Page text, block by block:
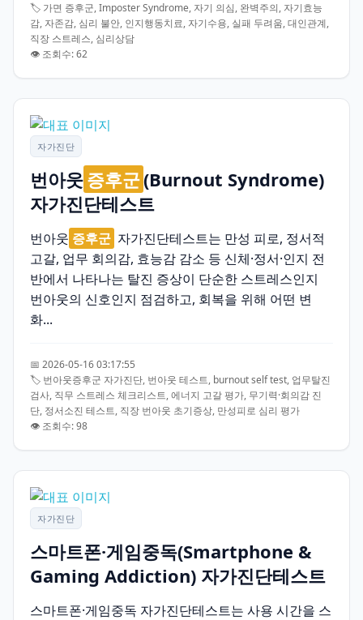
🏷️ 가면 증후군, Imposter Syndrome, 자기 의심, 완벽주의, 자기효능
감, 자존감, 심리 불안, 인지행동치료, 자기수용, 실패 두려움, 대인관계,
직장 스트레스, 심리상담
👁️ 조회수: 62
자가진단
번아웃증후군(Burnout Syndrome)
자가진단테스트
번아웃 증후군 자가진단테스트는 만성 피로, 정서적
고갈, 업무 회의감, 효능감 감소 등 신체·정서·인지 전
반에서 나타나는 탈진 증상이 단순한 스트레스인지
번아웃의 신호인지 점검하고, 회복을 위해 어떤 변
화...
📅 2026-05-16 03:17:55
🏷️ 번아웃증후군 자가진단, 번아웃 테스트, burnout self test, 업무탈진
검사, 직무 스트레스 체크리스트, 에너지 고갈 평가, 무기력·회의감 진
단, 정서소진 테스트, 직장 번아웃 초기증상, 만성피로 심리 평가
👁️ 조회수: 98
자가진단
스마트폰·게임중독(Smartphone &
Gaming Addiction) 자가진단테스트
스마트폰·게임중독 자가진단테스트는 사용 시간을 스